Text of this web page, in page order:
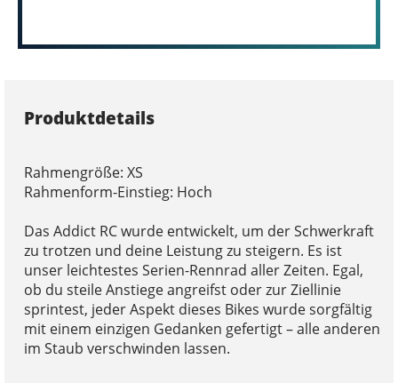
Produktdetails
Rahmengröße: XS
Rahmenform-Einstieg: Hoch
Das Addict RC wurde entwickelt, um der Schwerkraft
zu trotzen und deine Leistung zu steigern. Es ist
unser leichtestes Serien-Rennrad aller Zeiten. Egal,
ob du steile Anstiege angreifst oder zur Ziellinie
sprintest, jeder Aspekt dieses Bikes wurde sorgfältig
mit einem einzigen Gedanken gefertigt – alle anderen
im Staub verschwinden lassen.